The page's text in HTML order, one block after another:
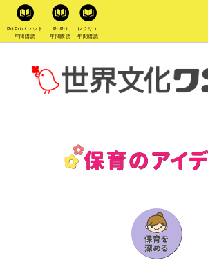
PriPriパレット
年間購読
PriPri
年間購読
レクリエ
年間購読